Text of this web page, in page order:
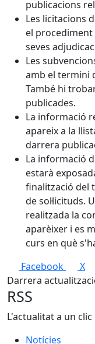
publicacions
Les licitacions
el
seves
Les
amb el termini
També hi
publicades.
La informació
apareix a la
darrera
La informació
estarà
finalització del
de sol·licituds.
realitzada la
aparèixer i es
curs en què
Facebook
X
Darrera
RSS
L'actualitat a un clic
Notícies